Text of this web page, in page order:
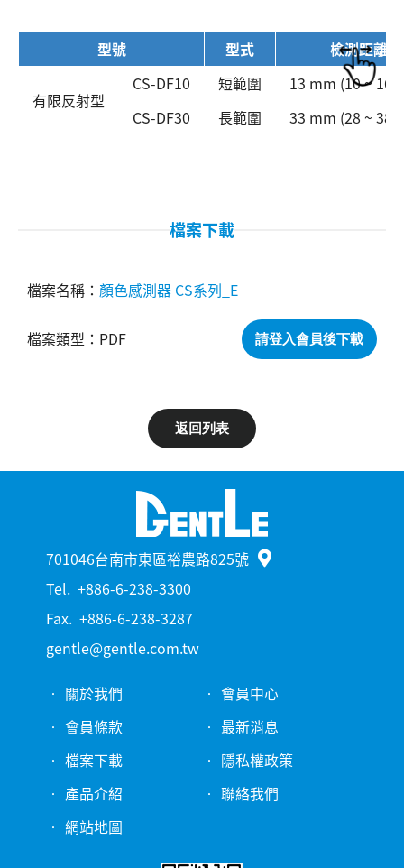
型號 型式 檢測距離
有限反射型
CS-DF10 短範圍
13 mm (10 ~ 16
CS-DF30
長範圍 33 mm (28 ~ 38
檔案下載
顏色感測器 CS系列_E
PDF 請登入會員後下載
返回列表
701046台南市東區裕農路825號
Tel. +886-6-238-3300
Fax. +886-6-238-3287
gentle@gentle.com.tw
關於我們
會員中心
會員條款
最新消息
檔案下載
隱私權政策
產品介紹
聯絡我們
網站地圖